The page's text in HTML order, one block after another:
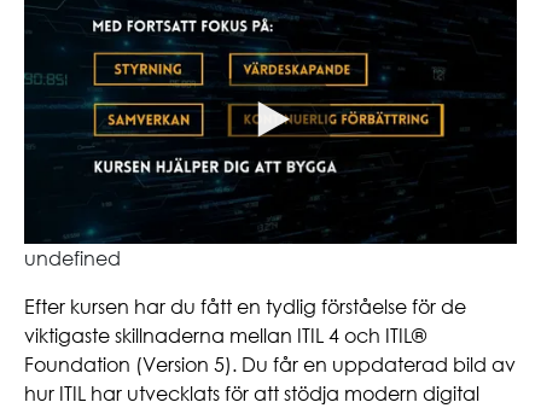
undefined
Efter kursen har du fått en tydlig förståelse för de
viktigaste skillnaderna mellan ITIL 4 och ITIL®
Foundation (Version 5). Du får en uppdaterad bild av
hur ITIL har utvecklats för att stödja modern digital